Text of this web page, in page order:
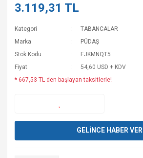
3.119,31 TL
Kategori
TABANCALAR
Marka
PÜDAŞ
Stok Kodu
EJKMNQT5
Fiyat
54,60 USD + KDV
* 667,53 TL den başlayan taksitlerle!
GELİNCE HABER VER